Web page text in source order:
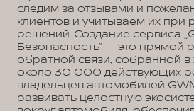
следим за отзывами и
клиентов и учитываем их при
решений. Создание сервиса
Безопасность“ — это прямой
обратной связи, собранной в
около 30 000 действующих
владельцев автомобилей
развивать целостную